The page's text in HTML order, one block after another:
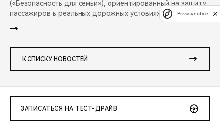
(«Безопасность для семьи»), ориентированный на защиту
пассажиров в реальных дорожных условиях.
К СПИСКУ НОВОСТЕЙ
ЗАПИСАТЬСЯ НА ТЕСТ-ДРАЙВ
Privacy notice